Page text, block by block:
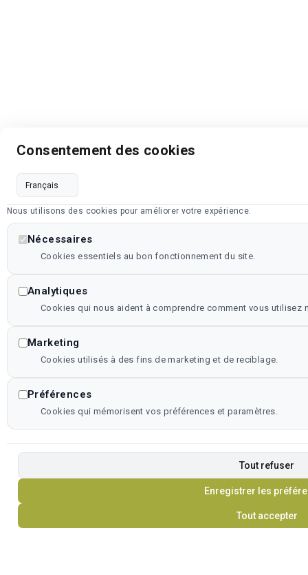
Consentement des cookies
Nous utilisons des cookies pour améliorer votre expérience.
Nécessaires
Cookies essentiels au bon fonctionnement du site.
Analytiques
Cookies qui nous aident à comprendre comment vous utilisez
Marketing
Cookies utilisés à des fins de marketing et de reciblage.
Préférences
Cookies qui mémorisent vos préférences et paramètres.
Tout refuser
Enregistrer les
Tout accepter